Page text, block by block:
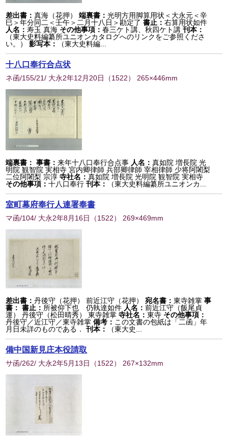
差出書：真海（花押） 端裏書：光明方用脚算用状＜大永元＜辛
巳＞年分同二＜壬午＞二月十八日＞勘定了書止：右算用状如件
人名：寿玉 真海 その他事項：春三ケト講、秋四ケト講刊本：
（東大史料編纂所ユニオンカタログへのリンクをご参照くださ
い。）
影写本： （東大史料編...
十八口奉行合点状
ネ函/155/21/ 大永2年12月20日 （1522） 265×446mm
端裏書： 事書：来年十八口奉行合点事 人名：真如院 増長院 光
明院 観智院 実相寺 宮内卿律師 兵部卿律師 宰相律師 少将阿闍梨
二位阿闍梨 宗淳 寺社名：真如院 増長院 光明院 観智院 実相寺
その他事項：十八口奉行刊本： （東大史料編纂所ユニオンカ...
室町幕府奉行人連署奉書
マ函/104/ 大永2年8月16日 （1522） 269×469mm
差出書：丹後守（花押） 前近江守（花押） 宛名書：東寺雑掌 事
書： 書止： 所被仰下也 仍執達如件 人名：前近江守（飯尾貞
運） 丹後守（松田晴秀） 東寺雑掌 寺社名：東寺 その他事項：
丹後守／近江守／東寺雑掌備考： この文書の包紙は「二函」年
月日未詳のものである．
刊本： （東大史...
備中国新見庄本役請取
サ函/262/ 大永2年5月13日 （1522） 267×132mm